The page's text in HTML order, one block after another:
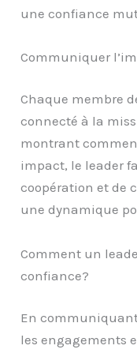
une confiance
Communiquer
Chaque membre
connecté à la
montrant
impact, le leader
coopération et de
une dynamique
Comment un
confiance?
En
les engagements